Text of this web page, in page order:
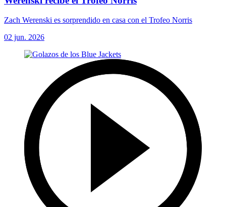
Zach Werenski es sorprendido en casa con el Trofeo Norris
02 jun. 2026